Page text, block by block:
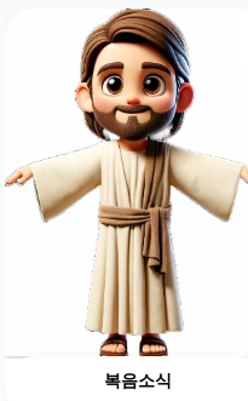
복음소식